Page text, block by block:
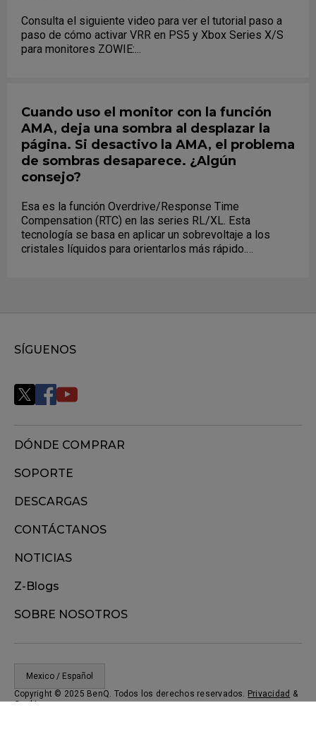
Consulta el siguiente video para ver el tutorial paso a
paso de cómo activar VRR en PS5 y Xbox Series X/S
para monitores ZOWIE:...
Cuando uso el monitor con la función
AMA, deja una sombra al desplazar la
página. Si desactivo la AMA, el problema
de sombras desaparece. ¿Algún
consejo?
Esa es la función Overdrive/Response Time
Compensation (RTC) en las series RL/XL. Esta
tecnología se basa en aplicar un sobrevoltaje a los
cristales líquidos para orientarlos más rápido.
SÍGUENOS
DÓNDE COMPRAR
SOPORTE
DESCARGAS
CONTÁCTANOS
NOTICIAS
Z-Blogs
SOBRE NOSOTROS
Mexico / Español
Copyright © 2025 BenQ. Todos los derechos reservados. Privacidad &
Cookies